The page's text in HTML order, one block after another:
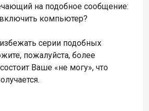
на подобное сообщение:
компьютер?
серии подобных
пожалуйста, более
Ваше «не могу», что